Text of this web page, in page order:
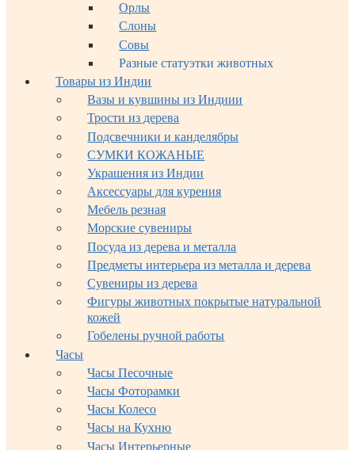
Орлы
Слоны
Совы
Разные статуэтки животных
Товары из Индии
Вазы и кувшины из Индиии
Трости из дерева
Подсвечники и канделябры
СУМКИ КОЖАНЫЕ
Украшения из Индии
Аксессуары для курения
Мебель резная
Морские сувениры
Посуда из дерева и металла
Предметы интерьера из металла и дерева
Сувениры из дерева
Фигуры животных покрытые натуральной
кожей
Гобелены ручной работы
Часы
Часы Песочные
Часы Фоторамки
Часы Колесо
Часы на Кухню
Часы Интерьерные